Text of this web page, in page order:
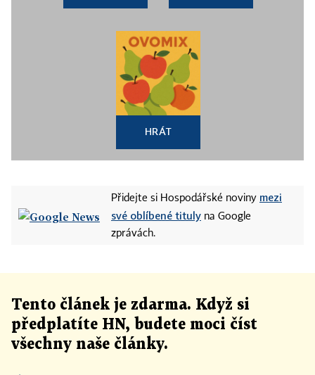
HRÁT
Přidejte si Hospodářské noviny mezi
své oblíbené tituly na Google
zprávách.
Tento článek je zdarma. Když si
předplatíte HN, budete moci číst
všechny naše články.